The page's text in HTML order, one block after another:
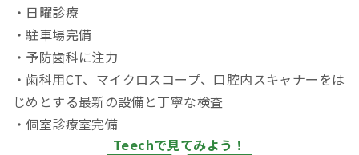
・日曜診療
・駐車場完備
・予防歯科に注力
・歯科用CT、マイクロスコープ、口腔内スキャナーをは
じめとする最新の設備と丁寧な検査
・個室診療室完備
Teechで見てみよう！